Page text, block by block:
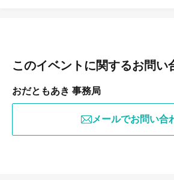
このイベントに関するお問い
おだともあき 事務局
メールでお問い合